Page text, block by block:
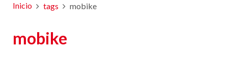
Inicio tags mobike
mobike